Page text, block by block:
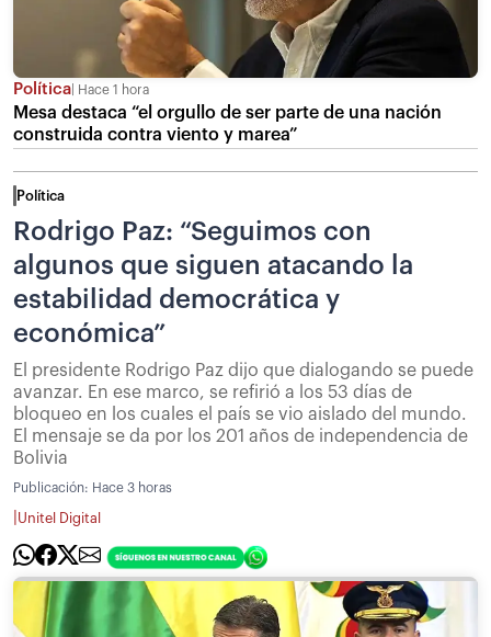
Política Hace 1 hora
Mesa destaca “el orgullo de ser parte de una nación
construida contra viento y marea”
Política
Rodrigo Paz: “Seguimos con
algunos que siguen atacando la
estabilidad democrática y
económica”
El presidente Rodrigo Paz dijo que dialogando se puede
avanzar. En ese marco, se refirió a los 53 días de
bloqueo en los cuales el país se vio aislado del mundo.
El mensaje se da por los 201 años de independencia de
Bolivia
Publicación: Hace 3 horas
Unitel Digital